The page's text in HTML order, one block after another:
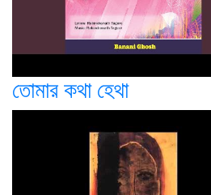
তোমার কথা হেথা